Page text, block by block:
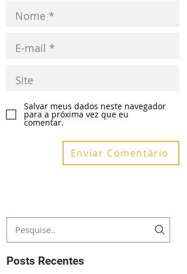
Salvar meus dados neste navegador
para a próxima vez que eu
comentar.
Enviar Comentário
Posts Recentes